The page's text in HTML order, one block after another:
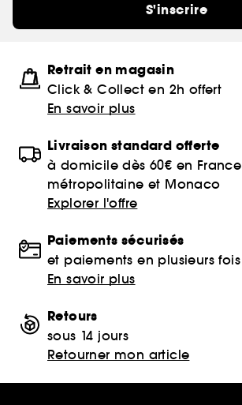
S'inscrire
Retrait en magasin
Click & Collect en 2h offert
En savoir plus
Livraison standard offerte
à domicile dès 60€ en France
métropolitaine et Monaco
Explorer l'offre
Paiements sécurisés
et paiements en plusieurs fois
En savoir plus
Retours
sous 14 jours
Retourner mon article